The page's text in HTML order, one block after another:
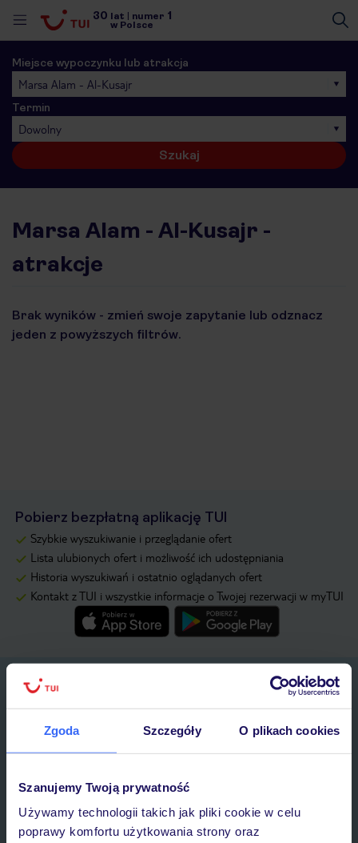
Zgoda Szczegóły O plikach cookies
Szanujemy Twoją prywatność
Używamy technologii takich jak pliki cookie w celu
poprawy komfortu użytkowania strony oraz
30 lat numer 1
w Polsce
Miejsce wypoczynku lub atrakcja
Marsa Alam - Al-Kusajr
Termin
Dowolny
Szukaj
Marsa Alam - Al-Kusajr -
atrakcje
Brak wyników - zmień swoje zapytanie lub odznacz
jeden z powyższych filtrów.
Pobierz bezpłatną aplikację TUI
Szybkie wyszukiwanie i przeglądanie ofert
Lista ulubionych ofert i możliwość ich udostępniania
Historia wyszukiwań i ostatnio oglądanych ofert
Kontakt z TUI i wszystkie informacje o Twojej rezerwacji w myTUI
Wyrażam zgodę na przetwarzanie danych osobowych przez TUI
Poland Sp. z o.o. i TUI Poland Dystrybucja Sp. z o.o. w celach
marketingowych, w zakresie oraz celu wskazanym w